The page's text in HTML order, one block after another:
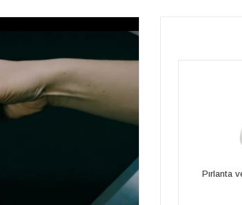
Pırlanta ve Oval Safir Taşlı Anturaj
Pırlanta ve